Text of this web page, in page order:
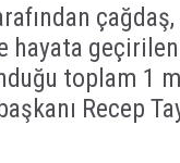
hayata
toplam 1
Recep